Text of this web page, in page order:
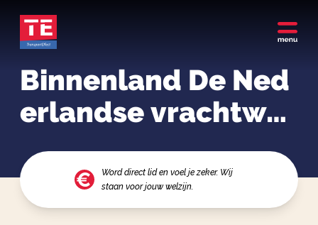
Binnenland De Ned
erlandse vrachtwa
genchauffeur sterft
uit: 'Zonder transpo
rt is er niks'
Word direct lid en voel je zeker. Wij
staan voor jouw welzijn.